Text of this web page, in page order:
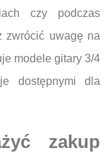
czy podczas
zwrócić uwagę na
modele gitary 3/4
dostępnymi dla
zakup